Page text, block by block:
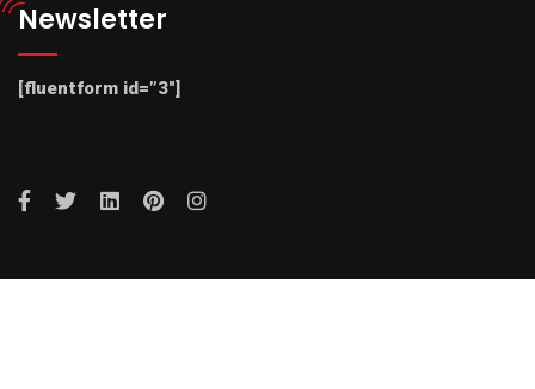
Newsletter
[fluentform id=”3″]